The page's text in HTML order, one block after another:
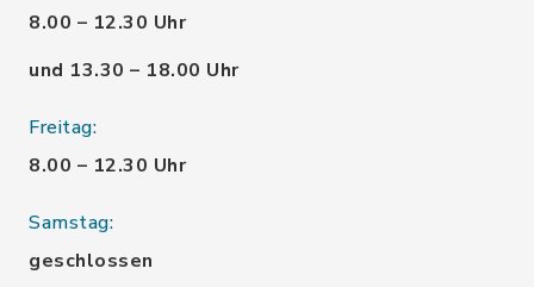
8.00 – 12.30 Uhr
und 13.30 – 18.00 Uhr
Freitag:
8.00 – 12.30 Uhr
Samstag:
geschlossen